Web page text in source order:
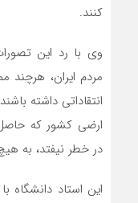
کنند.
وی با رد این
مردم ایران،
انتقاداتی داشته
ارضی کشور که حاصل
در خطر نیفتد، به
این استاد دانشگاه